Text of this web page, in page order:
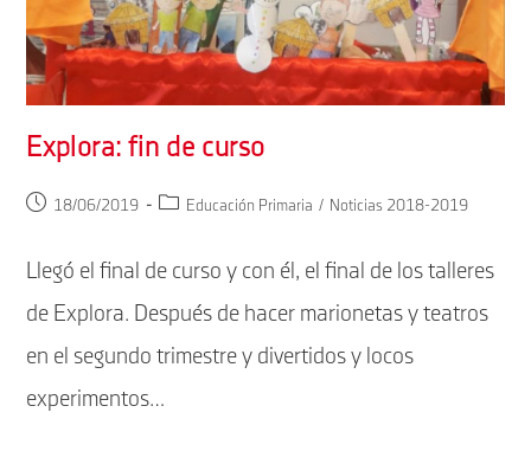
Explora: fin de curso
Publicación
entrada:
18/06/2019
Categoría
entrada:
Educación Primaria / Noticias 2018-2019
Llegó el final de curso y con él, el final de los talleres
de Explora. Después de hacer marionetas y teatros
en el segundo trimestre y divertidos y locos
experimentos…